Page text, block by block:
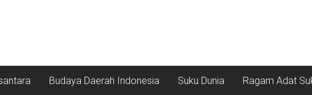
Budaya Daerah Indonesia Suku Dunia Ragam Adat